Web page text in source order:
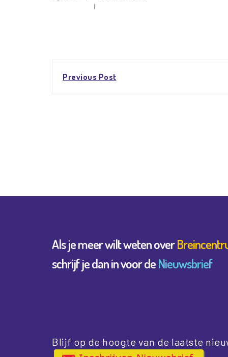
navigation
Previous Post
Als je meer wilt weten over
schrijf je dan in voor deNieuwsbrief
Blijf op de hoogte van de laatste